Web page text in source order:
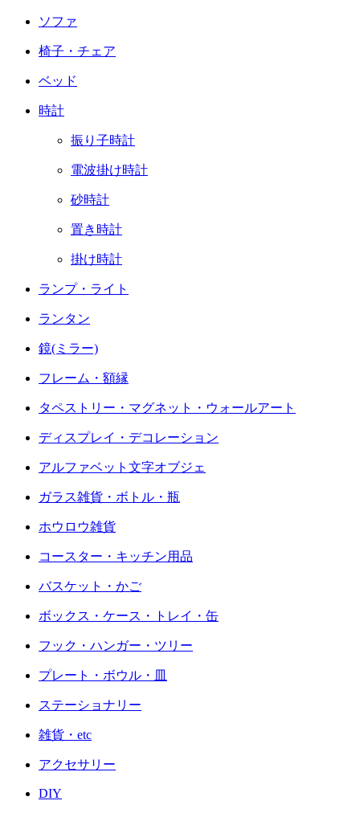
ソファ
椅子・チェア
ベッド
時計
振り子時計
電波掛け時計
砂時計
置き時計
掛け時計
ランプ・ライト
ランタン
鏡(ミラー)
フレーム・額縁
タペストリー・マグネット・ウォールアート
ディスプレイ・デコレーション
アルファベット文字オブジェ
ガラス雑貨・ボトル・瓶
ホウロウ雑貨
コースター・キッチン用品
バスケット・かご
ボックス・ケース・トレイ・缶
フック・ハンガー・ツリー
プレート・ボウル・皿
ステーショナリー
雑貨・etc
アクセサリー
DIY